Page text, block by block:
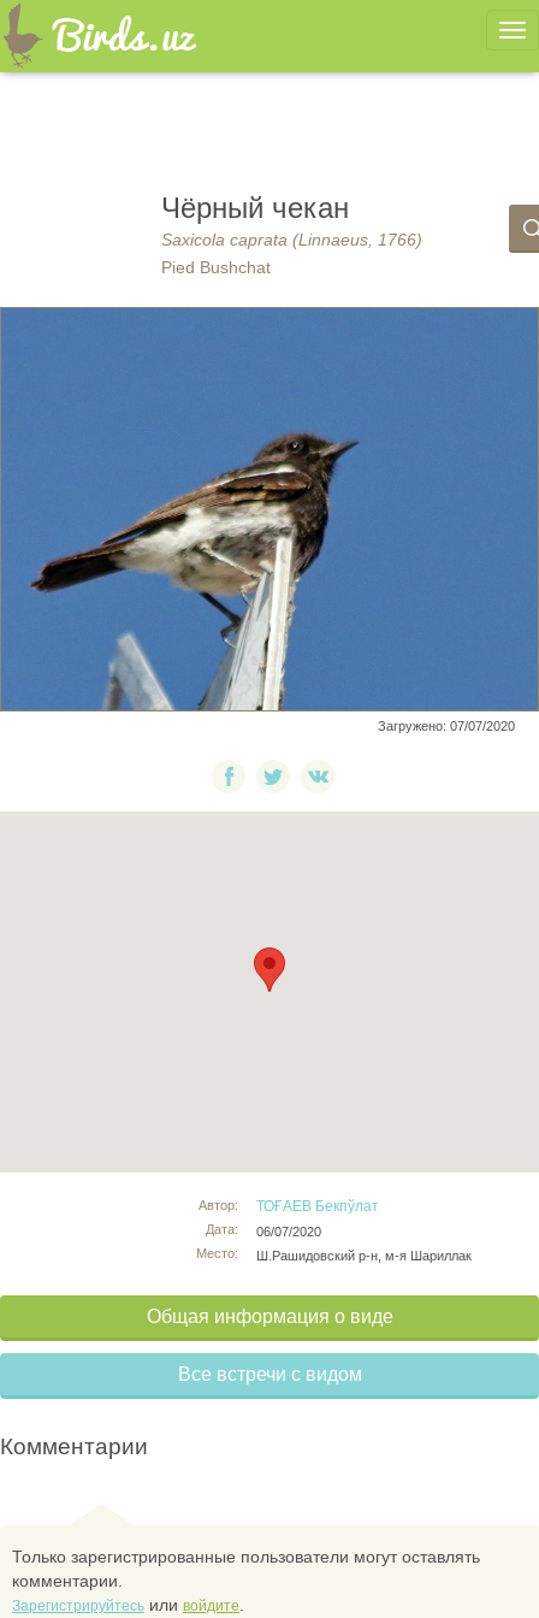
Чёрный чекан
Saxicola caprata (Linnaeus, 1766)
Pied Bushchat
Загружено: 07/07/2020
Автор:
Дата:
Место:
ТОҒАЕВ Бекпўлат
06/07/2020
Ш.Рашидовский р-н, м-я Шариллак
Общая информация о виде
Все встречи с видом
Комментарии
Только зарегистрированные пользователи могут оставлять
комментарии.
Зарегистрируйтесь или войдите